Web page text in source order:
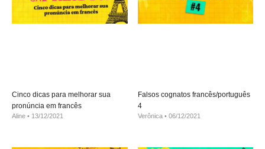
Cinco dicas para melhorar sua
pronúncia em francês
Aline 13/12/2021
Falsos cognatos francês/português
4
Verônica 06/12/2021